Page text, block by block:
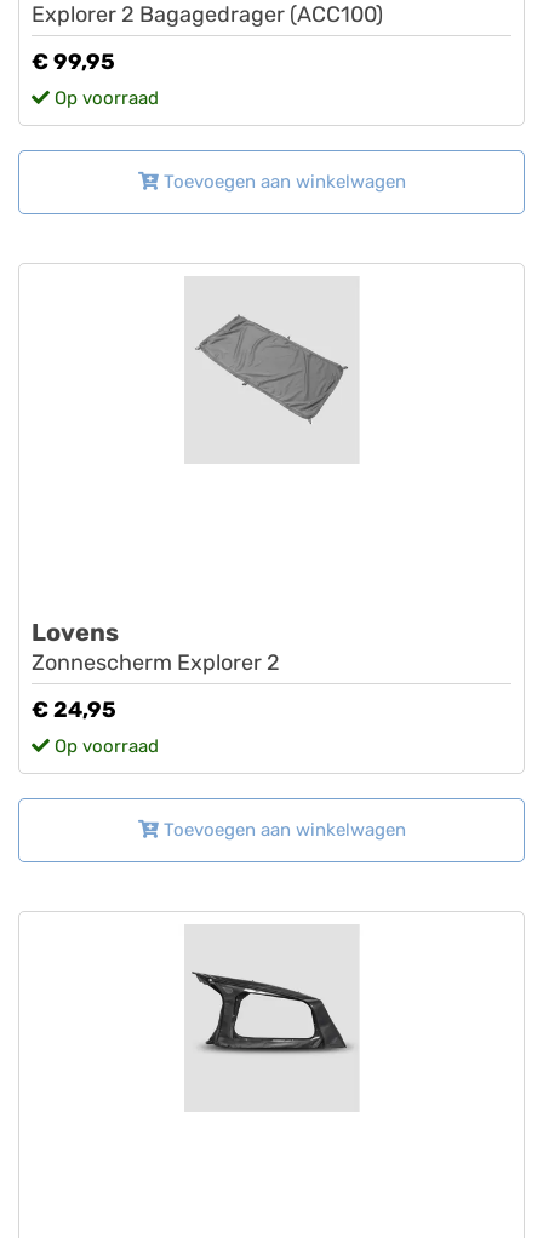
Explorer 2 Bagagedrager (ACC100)
€ 99,95
Op voorraad
Toevoegen aan winkelwagen
Lovens
Zonnescherm Explorer 2
€ 24,95
Op voorraad
Toevoegen aan winkelwagen